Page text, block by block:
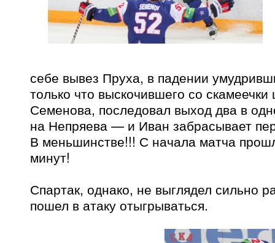
себе вывез Пруха, в падении
только что выскочившего со
Семенова, последовал выход два в
на Непряева — и Иван забрасывает
В меньшинстве!!! С начала матча
минут!
Спартак, однако, не выглядел сильно
пошел в атаку отыгрываться.